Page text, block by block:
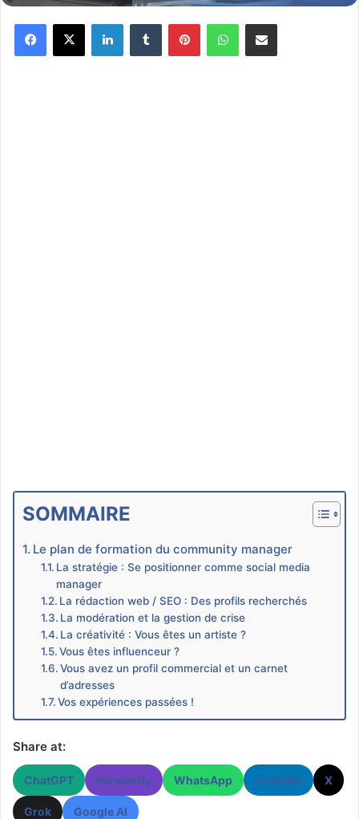
SOMMAIRE
Le plan de formation du community manager
La stratégie : Se positionner comme social media
manager
La rédaction web / SEO : Des profils recherchés
La modération et la gestion de crise
La créativité : Vous êtes un artiste ?
Vous êtes influenceur ?
Vous avez un profil commercial et un carnet
d’adresses
Vos expériences passées !
Share at:
ChatGPT Perplexity WhatsApp LinkedIn X
Grok Google AI